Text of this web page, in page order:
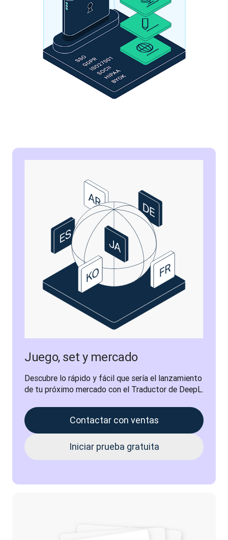
Juego, set y mercado
Descubre lo rápido y fácil que sería el lanzamiento
de tu próximo mercado con el Traductor de DeepL.
Contactar con ventas
Iniciar prueba gratuita